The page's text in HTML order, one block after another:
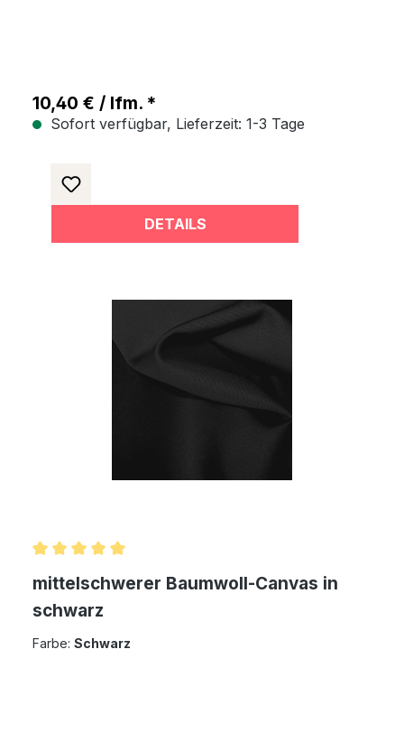
10,40 € / lfm. *
Sofort verfügbar, Lieferzeit: 1-3 Tage
DETAILS
mittelschwerer Baumwoll-Canvas in
schwarz
Farbe: Schwarz